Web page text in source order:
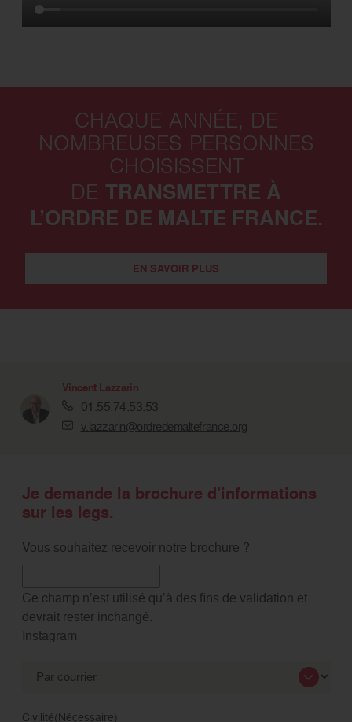
CHAQUE ANNÉE, DE
NOMBREUSES PERSONNES
CHOISISSENT
DE TRANSMETTRE À
L’ORDRE DE MALTE FRANCE.
EN SAVOIR PLUS
Vincent Lazzarin
01.55.74.53.53
v.lazzarin@ordredemaltefrance.org
Je demande la brochure d'informations
sur les legs.
Vous souhaitez recevoir notre brochure ?
Ce champ n’est utilisé qu’à des fins de validation et
devrait rester inchangé.
Instagram
Civilité(Nécessaire)